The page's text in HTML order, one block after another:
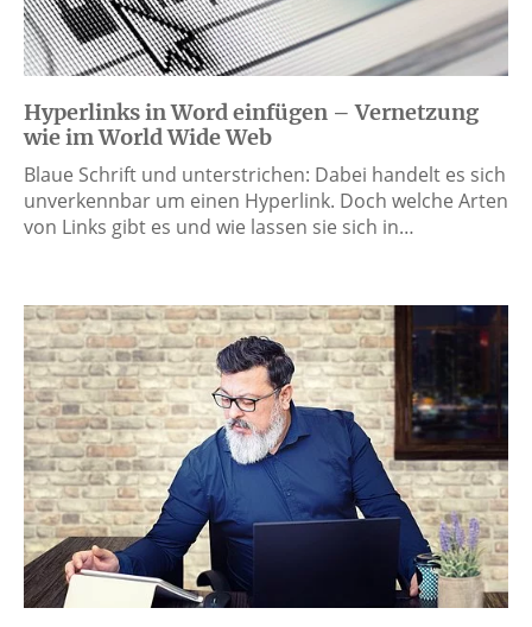
Hyperlinks in Word einfügen – Vernetzung
wie im World Wide Web
Blaue Schrift und unterstrichen: Dabei handelt es sich
unverkennbar um einen Hyperlink. Doch welche Arten
von Links gibt es und wie lassen sie sich in…